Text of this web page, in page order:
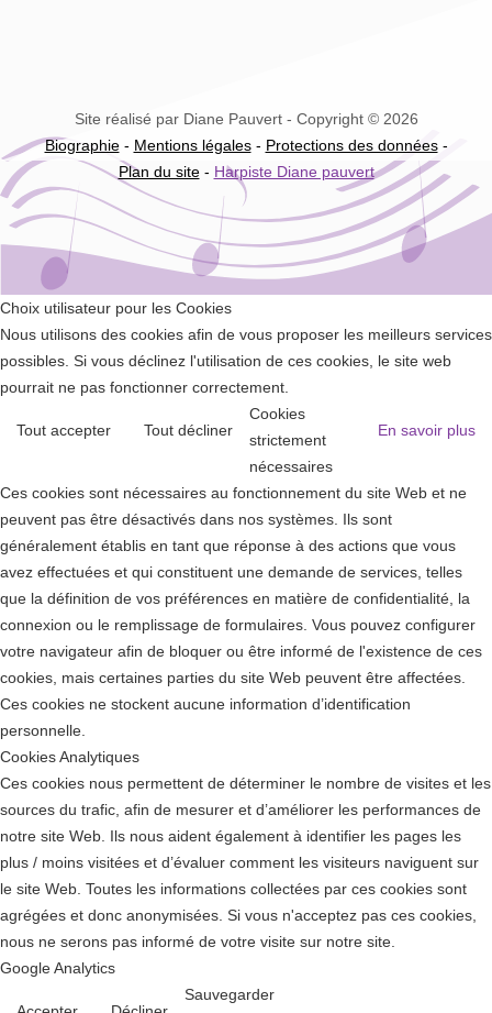
Site réalisé par Diane Pauvert - Copyright © 2026
Biographie- Mentions légales- Protections des données-
Plan du site- Harpiste Diane pauvert
Choix utilisateur pour les Cookies
Nous utilisons des cookies afin de vous proposer les meilleurs services
possibles. Si vous déclinez l'utilisation de ces cookies, le site web
pourrait ne pas fonctionner correctement.
Tout accepter Tout décliner En savoir plus
Cookies
strictement
nécessaires
Ces cookies sont nécessaires au fonctionnement du site Web et ne
peuvent pas être désactivés dans nos systèmes. Ils sont
généralement établis en tant que réponse à des actions que vous
avez effectuées et qui constituent une demande de services, telles
que la définition de vos préférences en matière de confidentialité, la
connexion ou le remplissage de formulaires. Vous pouvez configurer
votre navigateur afin de bloquer ou être informé de l'existence de ces
cookies, mais certaines parties du site Web peuvent être affectées.
Ces cookies ne stockent aucune information d’identification
personnelle.
Cookies Analytiques
Ces cookies nous permettent de déterminer le nombre de visites et les
sources du trafic, afin de mesurer et d’améliorer les performances de
notre site Web. Ils nous aident également à identifier les pages les
plus / moins visitées et d’évaluer comment les visiteurs naviguent sur
le site Web. Toutes les informations collectées par ces cookies sont
agrégées et donc anonymisées. Si vous n'acceptez pas ces cookies,
nous ne serons pas informé de votre visite sur notre site.
Google Analytics
Sauvegarder